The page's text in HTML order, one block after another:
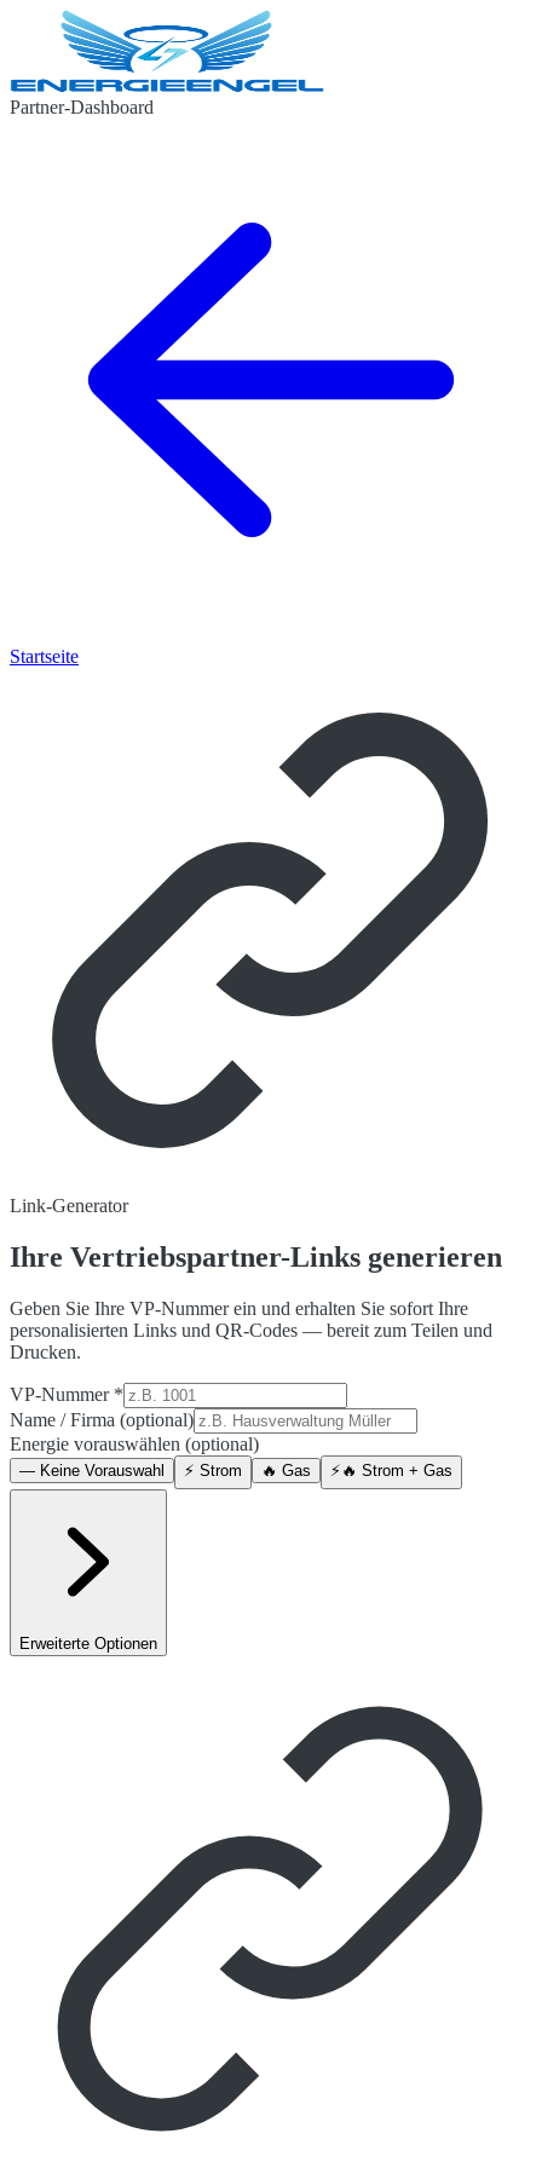
Partner-Dashboard
Startseite
Link-Generator
Ihre Vertriebspartner-Links generieren
Geben Sie Ihre VP-Nummer ein und erhalten Sie sofort Ihre
personalisierten Links und QR-Codes — bereit zum Teilen und
Drucken.
VP-Nummer *
Name / Firma (optional)
Energie vorauswählen (optional)
— Keine Vorauswahl ⚡ Strom 🔥 Gas ⚡🔥 Strom + Gas
Erweiterte Optionen